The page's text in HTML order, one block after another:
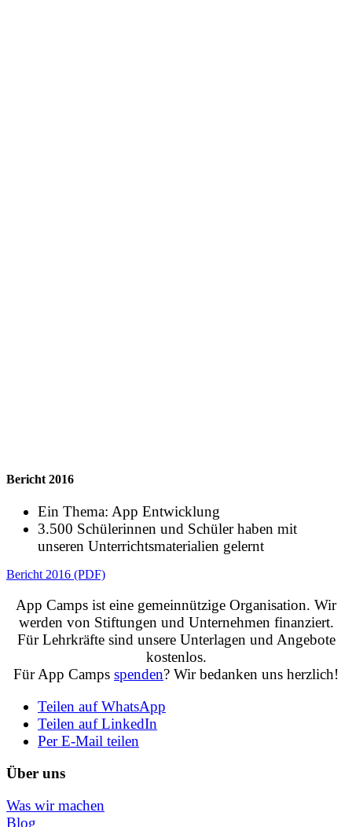
Bericht 2016
Ein Thema: App Entwicklung
3.500 Schülerinnen und Schüler haben mit
unseren Unterrichtsmaterialien gelernt
Bericht 2016 (PDF)
App Camps ist eine gemeinnützige Organisation. Wir
werden von Stiftungen und Unternehmen finanziert.
Für Lehrkräfte sind unsere Unterlagen und Angebote
kostenlos.
Für App Camps spenden? Wir bedanken uns herzlich!
Teilen auf WhatsApp
Teilen auf LinkedIn
Per E-Mail teilen
Über uns
Was wir machen
Blog